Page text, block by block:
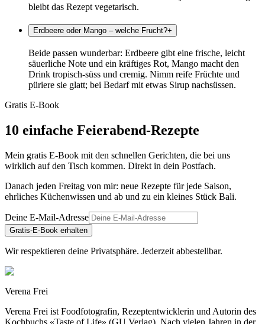
bleibt das Rezept vegetarisch.
Erdbeere oder Mango – welche Frucht?+
Beide passen wunderbar: Erdbeere gibt eine frische, leicht
säuerliche Note und ein kräftiges Rot, Mango macht den
Drink tropisch-süss und cremig. Nimm reife Früchte und
püriere sie glatt; bei Bedarf mit etwas Sirup nachsüssen.
Gratis E-Book
10 einfache Feierabend-Rezepte
Mein gratis E-Book mit den schnellen Gerichten, die bei uns
wirklich auf den Tisch kommen. Direkt in dein Postfach.
Danach jeden Freitag von mir: neue Rezepte für jede Saison,
ehrliches Küchenwissen und ab und zu ein kleines Stück Bali.
Deine E-Mail-Adresse
Gratis-E-Book erhalten
Wir respektieren deine Privatsphäre. Jederzeit abbestellbar.
Verena Frei
Verena Frei ist Foodfotografin, Rezeptentwicklerin und Autorin des
Kochbuchs «Taste of Life» (GU Verlag). Nach vielen Jahren in der